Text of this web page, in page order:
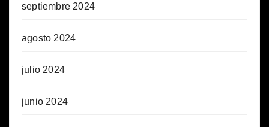
septiembre 2024
agosto 2024
julio 2024
junio 2024